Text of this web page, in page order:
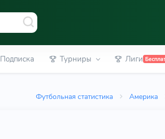
Подписка Турниры Лиги
Футбольная статистика Америка